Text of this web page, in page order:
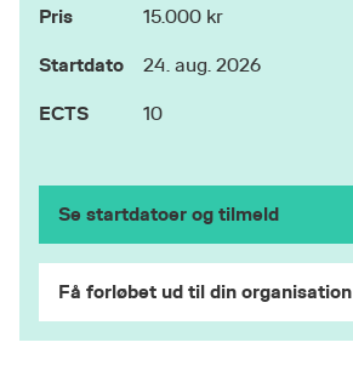
Pris 15.000 kr
Startdato 24. aug. 2026
ECTS 10
Se startdatoer og tilmeld
Få forløbet ud til din organisation